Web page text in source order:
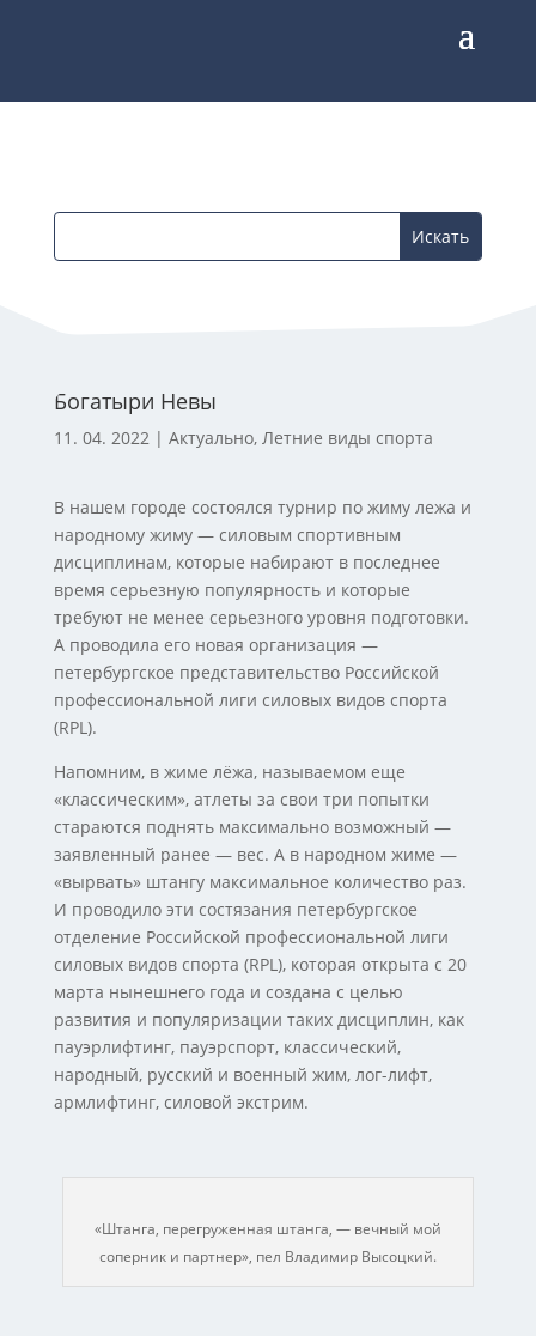
Богатыри Невы
11. 04. 2022| Актуально, Летние виды спорта
В нашем городе состоялся турнир по жиму лежа и
народному жиму — силовым спортивным
дисциплинам, которые набирают в последнее
время серьезную популярность и которые
требуют не менее серьезного уровня подготовки.
А проводила его новая организация —
петербургское представительство Российской
профессиональной лиги силовых видов спорта
(RPL).
Напомним, в жиме лёжа, называемом еще
«классическим», атлеты за свои три попытки
стараются поднять максимально возможный —
заявленный ранее — вес. А в народном жиме —
«вырвать» штангу максимальное количество раз.
И проводило эти состязания петербургское
отделение Российской профессиональной лиги
силовых видов спорта (RPL), которая открыта с 20
марта нынешнего года и создана с целью
развития и популяризации таких дисциплин, как
пауэрлифтинг, пауэрспорт, классический,
народный, русский и военный жим, лог-лифт,
армлифтинг, силовой экстрим.
«Штанга, перегруженная штанга, — вечный мой
соперник и партнер», пел Владимир Высоцкий.